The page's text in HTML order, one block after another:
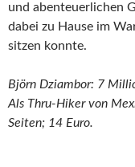
und abenteuerlichen
dabei zu Hause im
sitzen konnte.
Björn Dziambor: 7
Als Thru-Hiker von
Seiten; 14 Euro.